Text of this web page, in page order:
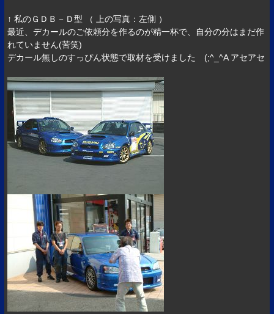
↑ 私のＧＤＢ－Ｄ型 （ 上の写真：左側 ）
最近、デカールのご依頼分を作るのが精一杯で、自分の分はまだ作
れていません(苦笑)
デカール無しのすっぴん状態で取材を受けました (;^_^A アセアセ